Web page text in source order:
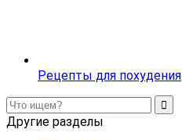
Рецепты для похудения
Другие разделы